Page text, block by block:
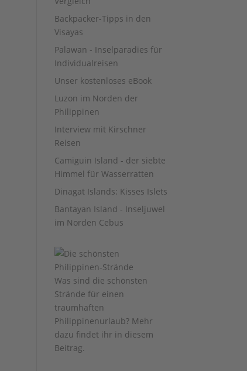
Backpacker-Tipps in den
Visayas
Palawan - Inselparadies für
Individualreisen
Unser kostenloses eBook
Luzon im Norden der
Philippinen
Interview mit Kirschner
Reisen
Camiguin Island - der siebte
Himmel für Wasserratten
Dinagat Islands: Kisses Islets
Bantayan Island - Inseljuwel
im Norden Cebus
Was sind die schönsten
Strände für einen
traumhaften
Philippinenurlaub? Mehr
dazu findet ihr in diesem
Beitrag.